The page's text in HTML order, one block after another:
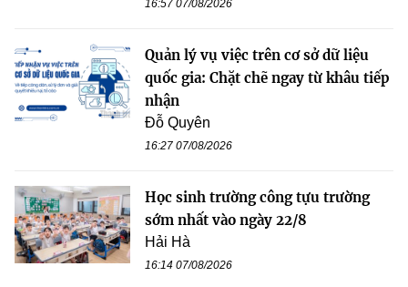
16:57 07/08/2026
Quản lý vụ việc trên cơ sở dữ liệu
quốc gia: Chặt chẽ ngay từ khâu tiếp
nhận
Đỗ Quyên
16:27 07/08/2026
Học sinh trường công tựu trường
sớm nhất vào ngày 22/8
Hải Hà
16:14 07/08/2026